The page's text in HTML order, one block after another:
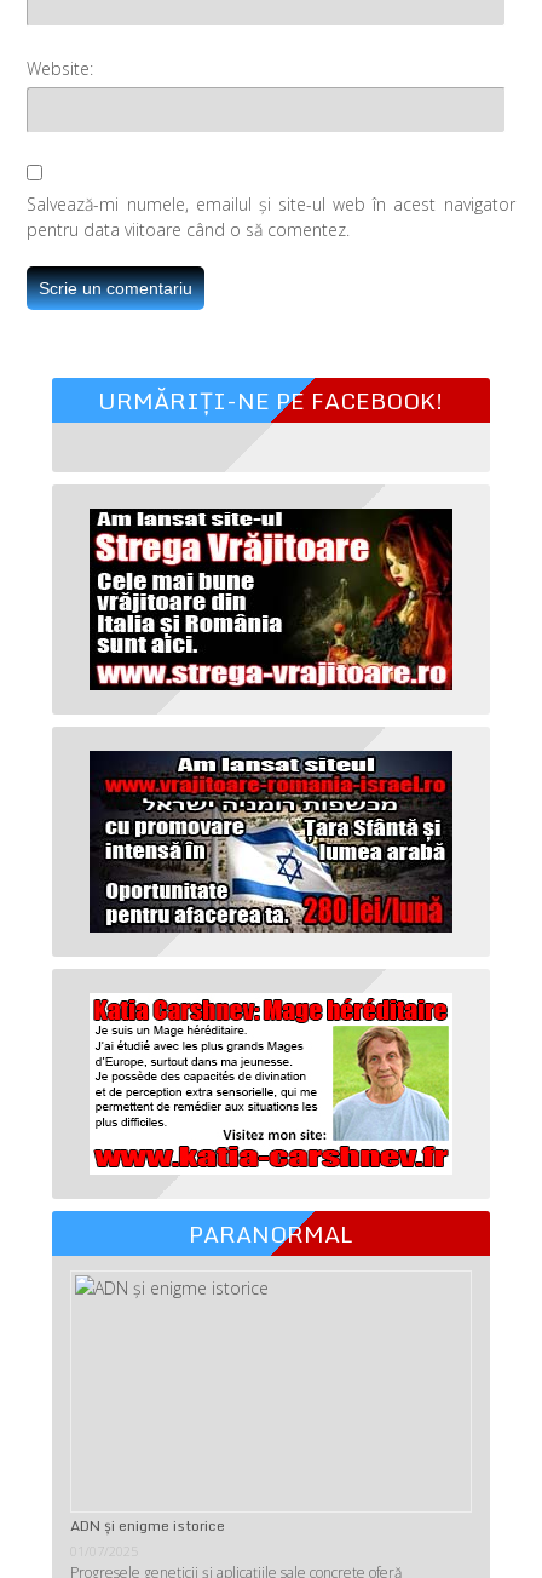
Website:
Salvează-mi numele, emailul și site-ul web în acest navigator
pentru data viitoare când o să comentez.
URMĂRIȚI-NE PE FACEBOOK!
PARANORMAL
ADN şi enigme istorice
01/07/2025
Progresele geneticii şi aplicaţiile sale concrete oferă